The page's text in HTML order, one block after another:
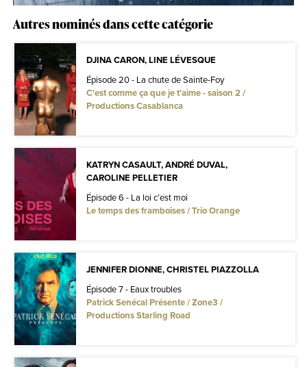
Autres nominés dans cette catégorie
DJINA CARON, LINE LÉVESQUE
Épisode 20 - La chute de Sainte-Foy
C'est comme ça que je t'aime - saison 2 /
Productions Casablanca
KATRYN CASAULT, ANDRÉ DUVAL,
CAROLINE PELLETIER
Épisode 6 - La loi c’est moi
Le temps des framboises / Trio Orange
JENNIFER DIONNE, CHRISTEL PIAZZOLLA
Épisode 7 - Eaux troubles
Patrick Senécal Présente / Zone3 /
Productions Starling Road